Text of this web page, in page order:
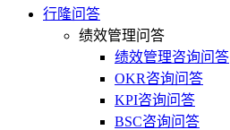
行隆问答
绩效管理问答
绩效管理咨询问答
OKR咨询问答
KPI咨询问答
BSC咨询问答